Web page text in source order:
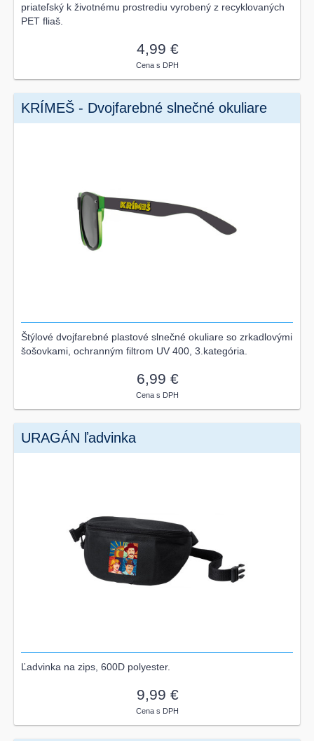
priateľský k životnému prostrediu vyrobený z recyklovaných
PET fliaš.
4,99 €
Cena s DPH
KRÍMEŠ - Dvojfarebné slnečné okuliare
Štýlové dvojfarebné plastové slnečné okuliare so zrkadlovými
šošovkami, ochranným filtrom UV 400, 3.kategória.
6,99 €
Cena s DPH
URAGÁN ľadvinka
Ľadvinka na zips, 600D polyester.
9,99 €
Cena s DPH